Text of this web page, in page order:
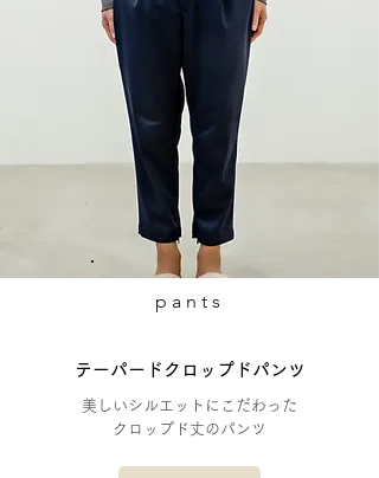
pants
テーパードクロップドパンツ
美しいシルエットにこだわった
クロップド丈のパンツ